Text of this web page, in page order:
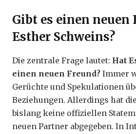
Gibt es einen neuen
Esther Schweins?
Die zentrale Frage lautet: Hat
einen neuen Freund? Immer
Gerüchte und Spekulationen
Beziehungen. Allerdings hat
bislang keine offiziellen
neuen Partner abgegeben. In